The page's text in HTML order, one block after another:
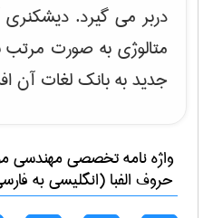
دربر می گیرد. دیشکنری
متالوژی به صورت مرتب
جدید به بانک لغات آن
واژه نامه تخصصیمهندسی
حروف الفبا (انگلیسی به